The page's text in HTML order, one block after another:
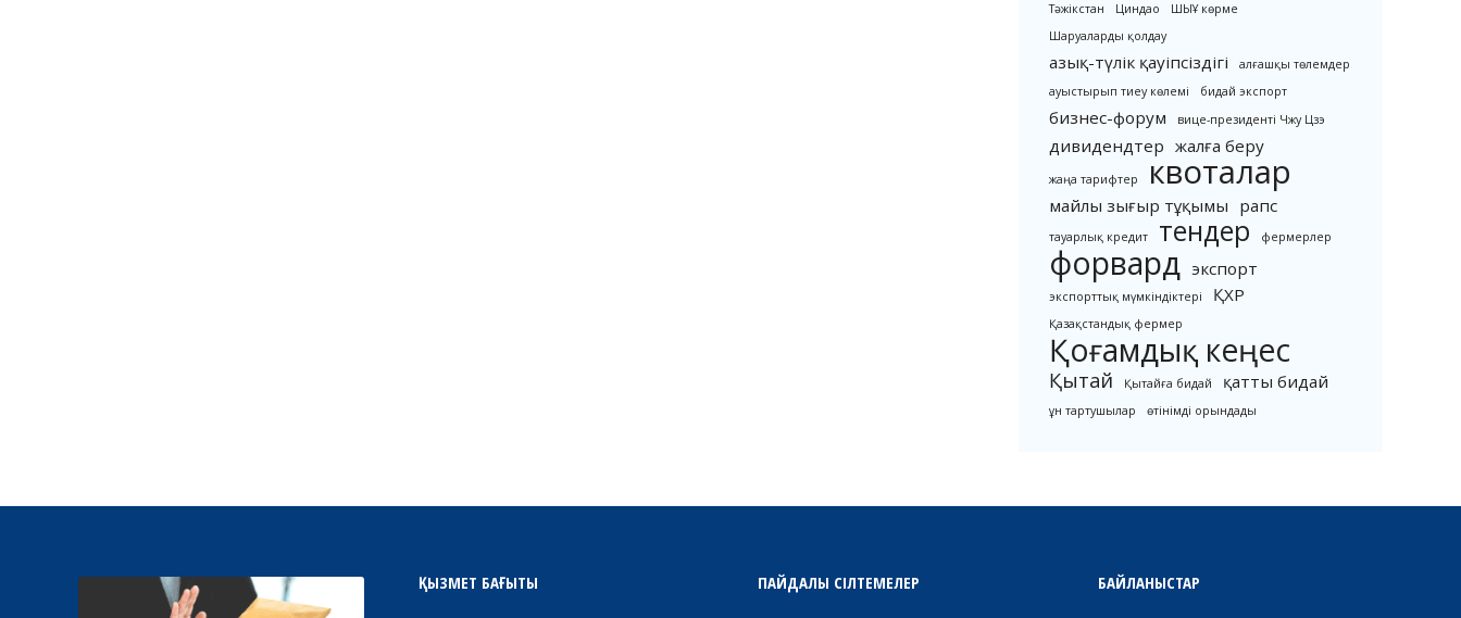
Тәжікстан Циндао
ШЫҰ көрме
Шаруаларды қолдау
азық-түлік қауіпсіздігі
алғашқы төлемдер
ауыстырып тиеу көлемі
бидай экспорт
бизнес-форум вице-президенті Чжу Цзэ
дивидендтер жалға беру
жаңа тарифтер квоталар
майлы зығыр тұқымы рапс
тауарлық кредит тендер фермерлер
форвард экспорт
экспорттық мүмкіндіктері ҚХР
Қазақстандық фермер
Қоғамдық кеңес
Қытай Қытайға бидай қатты бидай
ұн тартушылар өтінімді орындады
ҚЫЗМЕТ БАҒЫТЫ ПАЙДАЛЫ СІЛТЕМЕЛЕР БАЙЛАНЫСТАР